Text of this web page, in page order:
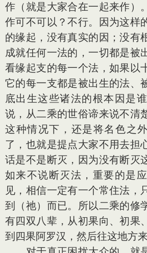
作（就是大家合在一起来作）
作可不可以？不行。因为这样
的缘起，没有真实的因；没有
成就任何一法的，一切都是被
看缘起支的每一个法，如果以
它的每一支都是被出生的法、
底出生这些诸法的根本因是
说，从二乘的世俗谛来说不清
这种情况下，还是将名色之
了，也就是提点大家不用去担
话是不是断灭，因为没有断灭
如来不说断灭法，重要的是
见，相信一定有一个常住法，
到（祂）而已。所以二乘的修
有四双八辈，从初果向、初果
到四果阿罗汉，然后往这地方来